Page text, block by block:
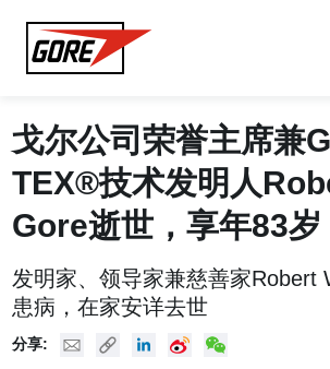
Gore
戈尔公司荣誉主席兼
TEX®技术发明人
Gore逝世，享年83岁
发明家、领导家兼慈善家Robert
患病，在家安详去世
分享: Mail Copy URLLinked InNew Weibo